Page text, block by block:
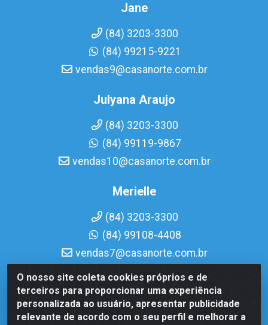
O nosso site coleta cookies próprios e de
terceiros para proporcionar uma experiência
personalizada ao usuário, apresentar publicidade
relevante de acordo com o seu perfil e melhorar a
Jane
(84) 3203-3300
(84) 99215-9221
vendas9@casanorte.com.br
Julyana Araujo
(84) 3203-3300
(84) 99119-9867
vendas10@casanorte.com.br
Merielle
(84) 3203-3300
(84) 99108-4408
vendas7@casanorte.com.br
Casa Norte LTDA - Av. Interventor Mário Câmara, 1815 -
Dix-Sept Rosado, Natal/RN - CEP 59054-600 - CNPJ
08.713.513/0001-51